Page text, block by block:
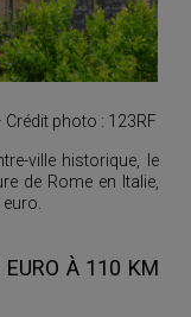
photo : 123RF
ville historique, le
de Rome en Italie,
EURO À 110 KM